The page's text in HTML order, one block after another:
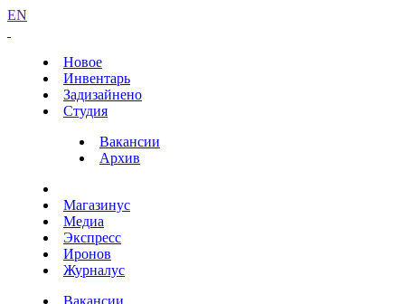
EN
Новое
Инвентарь
Задизайнено
Студия
Вакансии
Архив
Магазинус
Медиа
Экспресс
Иронов
Журналус
Вакансии